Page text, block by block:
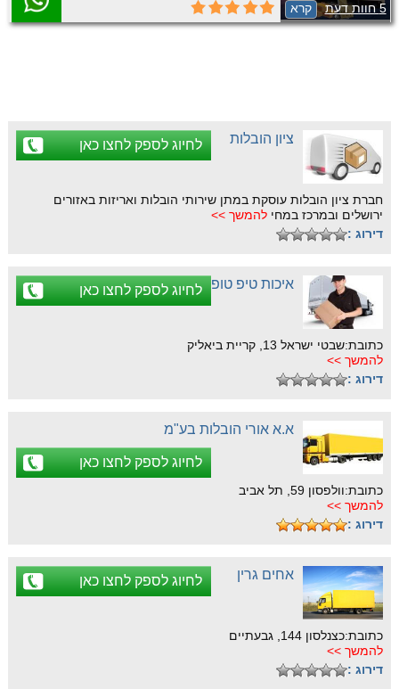
5 חוות דעת קרא
ומקצועי.
ציון הובלות לחיוג לספק לחצו כאן
חברת ציון הובלות עוסקת במתן שירותי הובלות ואריזות באזורים
ירושלים ובמרכז במחי להמשך >>
דירוג :
איכות טיפ טופ לחיוג לספק לחצו כאן
כתובת:שבטי ישראל 13, קריית ביאליק
להמשך >>
דירוג :
א.א אורי הובלות בע"מ
לחיוג לספק לחצו כאן
כתובת:וולפסון 59, תל אביב
להמשך >>
דירוג :
אחים גרין לחיוג לספק לחצו כאן
כתובת:כצנלסון 144, גבעתיים
להמשך >>
דירוג :